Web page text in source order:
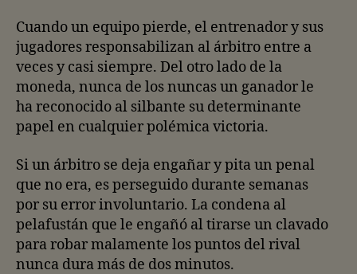
Cuando un equipo pierde, el entrenador y sus
jugadores responsabilizan al árbitro entre a
veces y casi siempre. Del otro lado de la
moneda, nunca de los nuncas un ganador le
ha reconocido al silbante su determinante
papel en cualquier polémica victoria.
Si un árbitro se deja engañar y pita un penal
que no era, es perseguido durante semanas
por su error involuntario. La condena al
pelafustán que le engañó al tirarse un clavado
para robar malamente los puntos del rival
nunca dura más de dos minutos.